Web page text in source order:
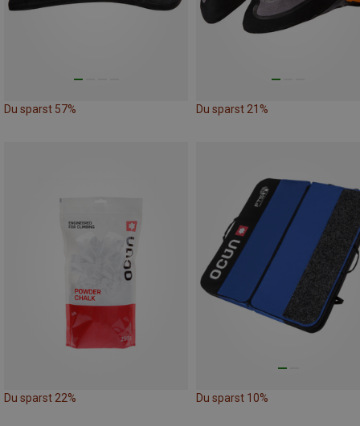
Du sparst 57% Du sparst 21%
Du sparst 22% Du sparst 10%